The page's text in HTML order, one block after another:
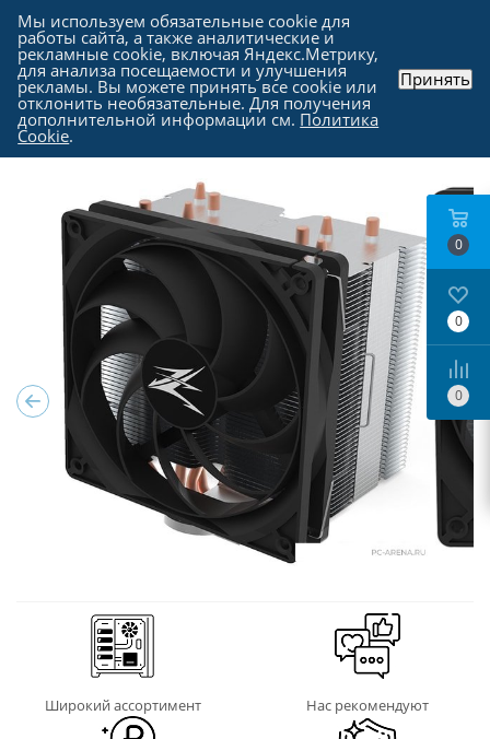
Каталог - Комплектующие для компьютера
Кулеры и системы охлаждения
Широкий ассортимент Нас рекомендуют
0
0
0
Мы используем обязательные cookie для
работы сайта, а также аналитические и
рекламные cookie, включая Яндекс.Метрику,
для анализа посещаемости и улучшения
рекламы. Вы можете принять все cookie или
отклонить необязательные. Для получения
дополнительной информации см. Политика
Cookie.
Принять